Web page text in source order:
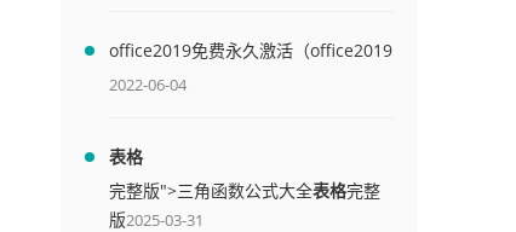
office2019免费永久激活（office2019
免费永久激活码）
2022-06-04
表格
完整版">三角函数公式大全表格完整
版2025-03-31